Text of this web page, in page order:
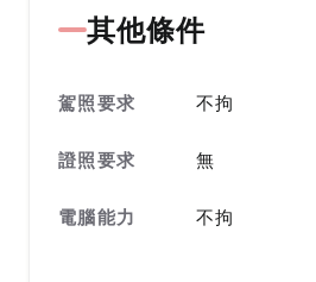
其他條件
駕照要求 不拘
證照要求 無
電腦能力 不拘